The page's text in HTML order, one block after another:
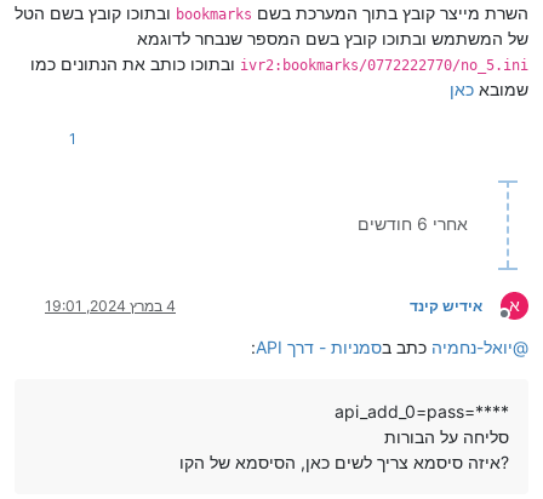
השרת מייצר קובץ בתוך המערכת בשם bookmarks ובתוכו קובץ בשם הטל
של המשתמש ובתוכו קובץ בשם המספר שנבחר לדוגמא
ivr2:bookmarks/0772222770/no_5.ini ובתוכו כותב את הנתונים כמו
שמובא כאן
1
אחרי 6 חודשים
א
מנותק
אידיש קינד 4 במרץ 2024, 19:01
@יואל-נחמיה כתב בסמניות - דרך API :
api_add_0=pass=****
סליחה על הבורות
איזה סיסמא צריך לשים כאן, הסיסמא של הקו?